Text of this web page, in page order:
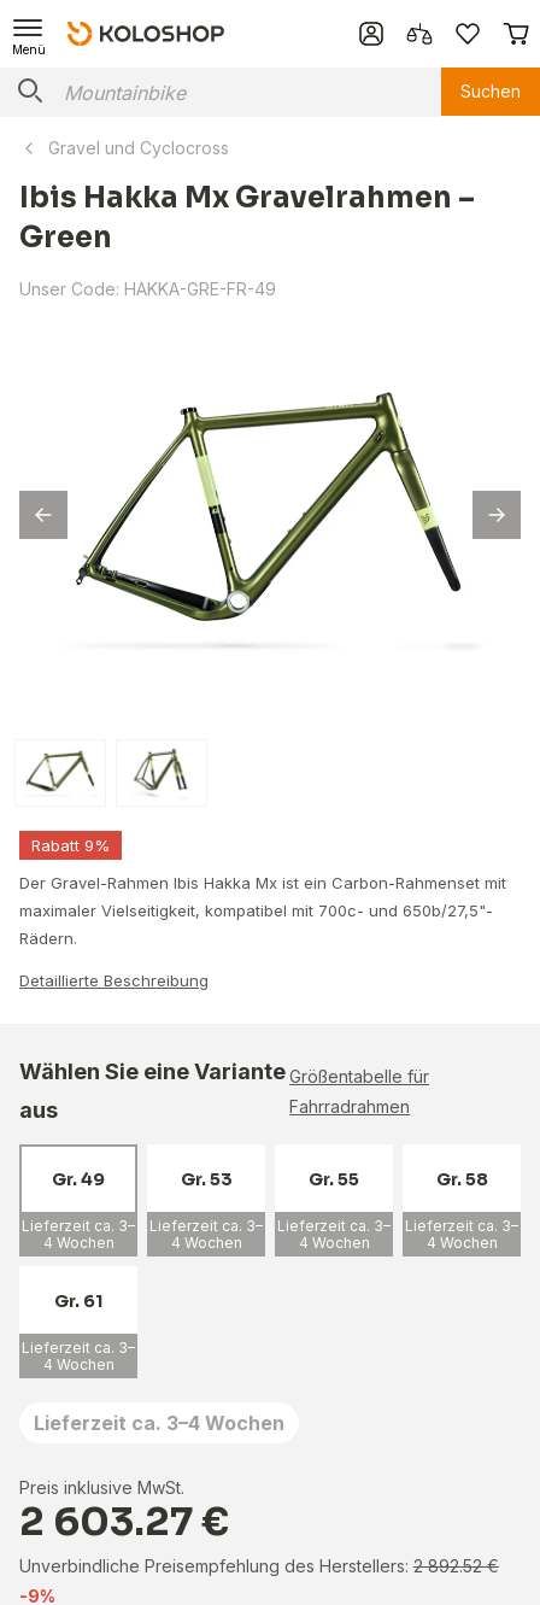
Menü
Suchen
Gravel und Cyclocross
Ibis Hakka Mx Gravelrahmen –
Green
Unser Code: HAKKA-GRE-FR-49
Rabatt 9%
Der Gravel-Rahmen Ibis Hakka Mx ist ein Carbon-Rahmenset mit
maximaler Vielseitigkeit, kompatibel mit 700c- und 650b/27,5"-
Rädern.
Detaillierte Beschreibung
Wählen Sie eine Variante
aus
Größentabelle für
Fahrradrahmen
Gr. 49
Lieferzeit ca. 3–
4 Wochen
Gr. 53
Lieferzeit ca. 3–
4 Wochen
Gr. 55
Lieferzeit ca. 3–
4 Wochen
Gr. 58
Lieferzeit ca. 3–
4 Wochen
Gr. 61
Lieferzeit ca. 3–
4 Wochen
Lieferzeit ca. 3–4 Wochen
Preis inklusive MwSt.
2 603.27 €
Unverbindliche Preisempfehlung des Herstellers: 2 892.52 €
-9%